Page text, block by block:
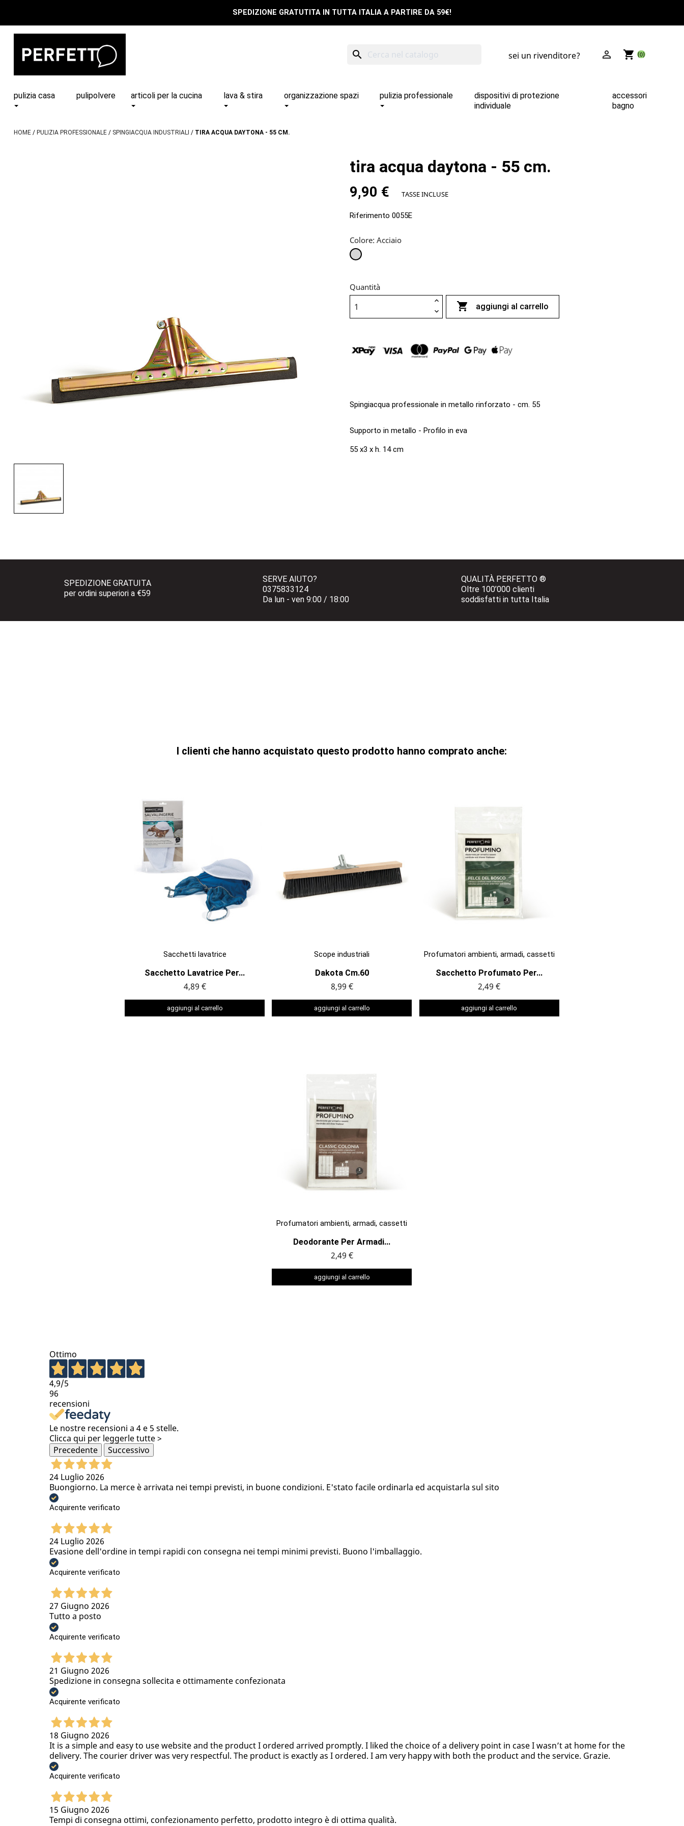
SPEDIZIONE GRATUTITA IN TUTTA ITALIA A PARTIRE DA 59€!
search sei un rivenditore?  shopping_cart (0)
pulizia casa pulipolvere articoli per la cucina lava & stira organizzazione spazi pulizia professionale
dispositivi di protezione
individuale
accessori
bagno
HOME PULIZIA PROFESSIONALE SPINGIACQUA INDUSTRIALI TIRA ACQUA DAYTONA - 55 CM.
tira acqua daytona - 55 cm.
9,90 € TASSE INCLUSE
Riferimento 0055E
Colore: Acciaio
Acciaio
Quantità
 aggiungi al carrello
Spingiacqua professionale in metallo rinforzato - cm. 55
Supporto in metallo - Profilo in eva
55 x3 x h. 14 cm
SPEDIZIONE GRATUITA
per ordini superiori a €59
SERVE AIUTO?
0375833124
Da lun - ven 9:00 / 18:00
QUALITÀ PERFETTO ®
Oltre 100’000 clienti
soddisfatti in tutta Italia
I clienti che hanno acquistato questo prodotto hanno comprato anche:
Sacchetti lavatrice
Sacchetto Lavatrice Per...
4,89 €
aggiungi al carrello
ANTEPRIMA Scope industriali
Dakota Cm.60
8,99 €
aggiungi al carrello
ANTEPRIMA Profumatori ambienti, armadi, cassetti
Sacchetto Profumato Per...
2,49 €
aggiungi al carrello
ANTEPRIMA
Profumatori ambienti, armadi, cassetti
Deodorante Per Armadi...
2,49 €
aggiungi al carrello
ANTEPRIMA
Ottimo
4,9/5
96
recensioni
Le nostre recensioni a 4 e 5 stelle.
Clicca qui per leggerle tutte >
Precedente
Successivo
24 Luglio 2026
Buongiorno. La merce è arrivata nei tempi previsti, in buone condizioni. E'stato facile ordinarla ed acquistarla sul sito
Acquirente verificato
24 Luglio 2026
Evasione dell'ordine in tempi rapidi con consegna nei tempi minimi previsti. Buono l'imballaggio.
Acquirente verificato
27 Giugno 2026
Tutto a posto
Acquirente verificato
21 Giugno 2026
Spedizione in consegna sollecita e ottimamente confezionata
Acquirente verificato
18 Giugno 2026
It is a simple and easy to use website and the product I ordered arrived promptly. I liked the choice of a delivery point in case I wasn’t at home for the
delivery. The courier driver was very respectful. The product is exactly as I ordered. I am very happy with both the product and the service. Grazie.
Acquirente verificato
15 Giugno 2026
Tempi di consegna ottimi, confezionamento perfetto, prodotto integro è di ottima qualità.